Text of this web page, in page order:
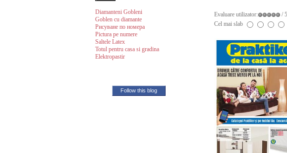
Diamanteni Gobleni
Goblen cu diamante
Рисуване по номера
Pictura pe numere
Saltele Latex
Totul pentru casa si gradina
Elektropastir
Follow this blog
Evaluare utilizator:
/
Cel mai slab